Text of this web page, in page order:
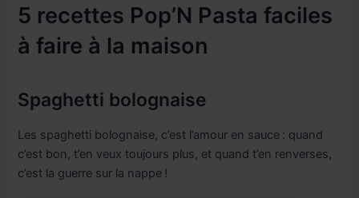
5 recettes Pop’N Pasta faciles
à faire à la maison
Spaghetti bolognaise
Les spaghetti bolognaise, c’est l’amour en sauce : quand
c’est bon, t’en veux toujours plus, et quand t’en renverses,
c’est la guerre sur la nappe !